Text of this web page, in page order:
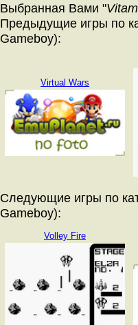
Выбранная Вами "
Предыдущие игры по
Gameboy):
Virtual Wars
Следующие игры по
Gameboy):
Volley Fire